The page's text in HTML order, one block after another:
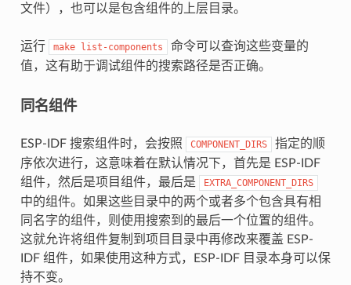
文件），也可以是包含组件的上层目录。
运行 make list-components
命令可以查询这些变量的
值，这有助于调试组件的搜索路径是否正确。
同名组件
ESP-IDF 搜索组件时，会按照 COMPONENT_DIRS
指定的顺
序依次进行，这意味着在默认情况下，首先是 ESP-IDF
组件，然后是项目组件，最后是
EXTRA_COMPONENT_DIRS
中的组件。如果这些目录中的两个或者多个包含具有相
同名字的组件，则使用搜索到的最后一个位置的组件。
这就允许将组件复制到项目目录中再修改来覆盖 ESP-
IDF 组件，如果使用这种方式，ESP-IDF 目录本身可以保
持不变。